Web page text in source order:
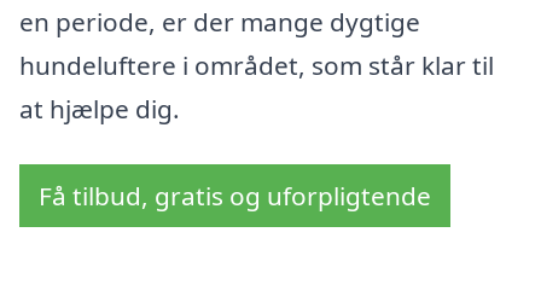
en periode, er der mange dygtige
hundeluftere i området, som står klar til
at hjælpe dig.
Få tilbud, gratis og uforpligtende